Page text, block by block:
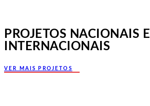
PROJETOS NACIONAIS E
INTERNACIONAIS
VER MAIS PROJETOS